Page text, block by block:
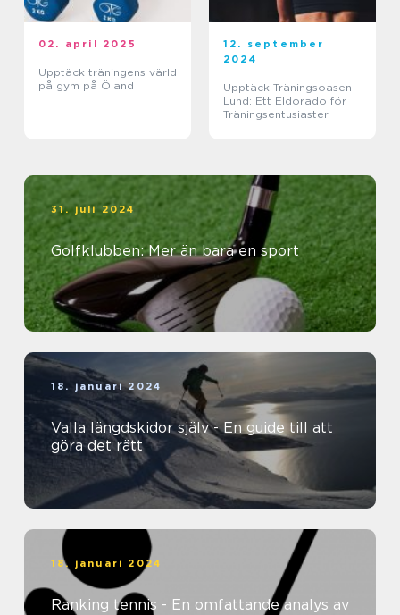
02. april 2025
Upptäck träningens värld
på gym på Öland
12. september
2024
Upptäck Träningsoasen
Lund: Ett Eldorado för
Träningsentusiaster
31. juli 2024
Golfklubben: Mer än bara en sport
18. januari 2024
Valla längdskidor själv - En guide till att
göra det rätt
18. januari 2024
Ranking tennis - En omfattande analys av